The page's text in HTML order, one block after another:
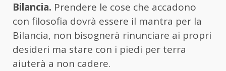
Bilancia. Prendere le cose che accadono
con filosofia dovrà essere il mantra per la
Bilancia, non bisognerà rinunciare ai propri
desideri ma stare con i piedi per terra
aiuterà a non cadere.